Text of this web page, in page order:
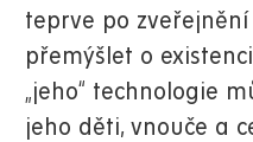
teprve po zveřejnění
přemýšlet o
„jeho“ technologie
jeho děti, vnouče a